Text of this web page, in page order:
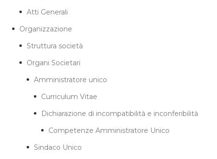
Atti Generali
Organizzazione
Struttura società
Organi Societari
Amministratore unico
Curriculum Vitae
Dichiarazione di incompatibilità e inconferibilità
Competenze Amministratore Unico
Sindaco Unico